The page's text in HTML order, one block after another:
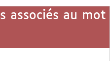
associés au mot